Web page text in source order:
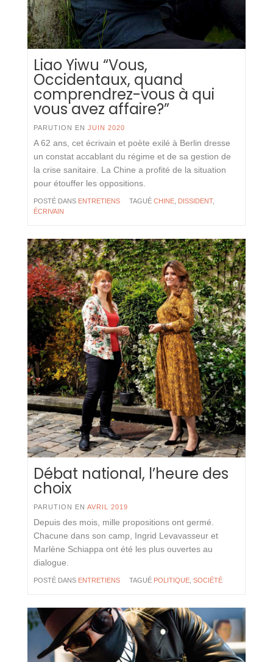
Liao Yiwu “Vous,
Occidentaux, quand
comprendrez-vous à qui
vous avez affaire?”
PARUTION EN JUIN 2020
A 62 ans, cet écrivain et poète exilé à Berlin dresse
un constat accablant du régime et de sa gestion de
la crise sanitaire. La Chine a profité de la situation
pour étouffer les oppositions.
POSTÉ DANS ENTRETIENS TAGUÉ CHINE DISSIDENT,
ÉCRIVAIN
Débat national, l’heure des
choix
PARUTION EN AVRIL 2019
Depuis des mois, mille propositions ont germé.
Chacune dans son camp, Ingrid Levavasseur et
Marlène Schiappa ont été les plus ouvertes au
dialogue.
POSTÉ DANS ENTRETIENS TAGUÉ POLITIQUE SOCIÉTÉ